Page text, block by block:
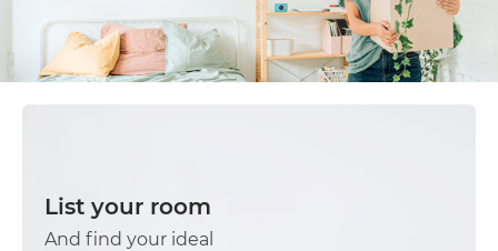
List your room
And find your ideal